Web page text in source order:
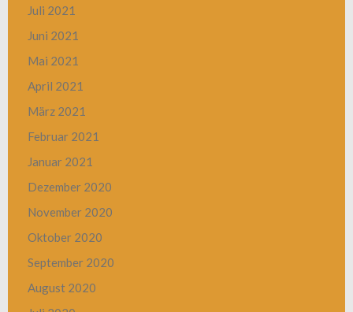
Juli 2021
Juni 2021
Mai 2021
April 2021
März 2021
Februar 2021
Januar 2021
Dezember 2020
November 2020
Oktober 2020
September 2020
August 2020